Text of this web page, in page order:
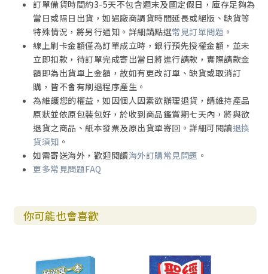
訂單備貨時間約3-5天不包含週末及國定假日，庫存足夠為
當日或隔日出貨，如遇廠商調貨時間延長或絕版、缺貨等
特殊情況，將另行通知。詳細請點選常見訂單問題 。
線上刷卡金額僅為訂單成立時，銀行預先授權金額，並未
立即扣款，待訂單完成寄出當日將進行請款，實際請款金
額即為出貨單上金額，故如有更改訂單、缺貨或取消訂
購，皆不會有刷退程序產生。
為維護您的權益，如因個人因素欲辦理退貨，請維持產品
原狀並依原包裝包好，於收到商品鑑賞期七天內，將與欲
退貨之商品、紙本發票及原出貨單寄回。詳細可閱讀退換
貨須知 。
如需寄送海外，歡迎閱讀海外訂購常見問題 。
更多常見問題FAQ
你可能也會喜歡